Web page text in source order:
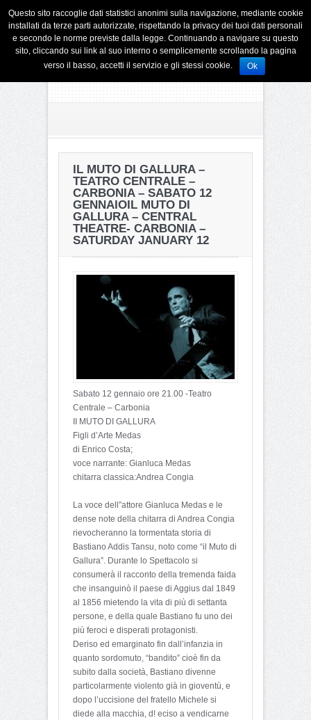
IL MUTO DI GALLURA –
TEATRO CENTRALE –
CARBONIA – SABATO 12
GENNAIOIL MUTO DI
GALLURA – CENTRAL
THEATRE- CARBONIA –
SATURDAY JANUARY 12
Sabato 12 gennaio ore 21.00 -Teatro
Centrale – Carbonia
II MUTO DI GALLURA
Figli d’Arte Medas
di Enrico Costa;
voce narrante: Gianluca Medas
chitarra classica:Andrea Congia
La voce dell”attore Gianluca Medas e le
dense note della chitarra di Andrea Congia
rievocheranno la tormentata storia di
Bastiano Addis Tansu, noto come “il Muto di
Gallura”. Durante lo Spettacolo si
consumerà il racconto della tremenda faida
che insanguinò il paese di Aggius dal 1849
al 1856 mietendo la vita di più di settanta
persone, e della quale Bastiano fu uno dei
più feroci e disperati protagonisti.
Deriso ed emarginato fin dall’infanzia in
quanto sordomuto, “bandito” cioè fin da
subito dalla società, Bastiano divenne
particolarmente violento già in gioventù, e
dopo l’uccisione del fratello Michele si
diede alla macchia, d! eciso a vendicarne
Questo sito raccoglie dati statistici anonimi sulla navigazione, mediante cookie
installati da terze parti autorizzate, rispettando la privacy dei tuoi dati personali
e secondo le norme previste dalla legge. Continuando a navigare su questo
sito, cliccando sui link al suo interno o semplicemente scrollando la pagina
verso il basso, accetti il servizio e gli stessi cookie.
Ok